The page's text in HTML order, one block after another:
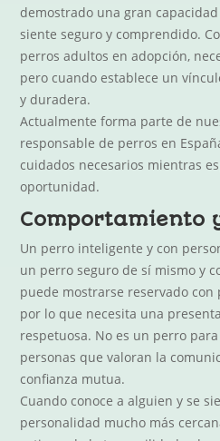
demostrado una gran
siente seguro y comprendido.
perros adultos en adopción,
pero cuando establece un
y duradera.
Actualmente forma parte de
responsable de perros en
cuidados necesarios mientras
oportunidad.
Comportamiento
Un perro inteligente y con
un perro seguro de sí mismo y
puede mostrarse reservado con
por lo que necesita una
respetuosa. No es un perro
personas que valoran la
confianza mutua.
Cuando conoce a alguien y se
personalidad mucho más